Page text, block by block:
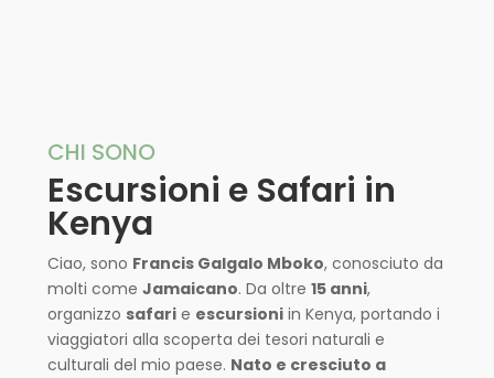
CHI SONO
Escursioni e Safari in
Kenya
Ciao, sono Francis Galgalo Mboko, conosciuto da
molti come Jamaicano. Da oltre 15 anni,
organizzo safarie escursioniin Kenya, portando i
viaggiatori alla scoperta dei tesori naturali e
culturali del mio paese. Nato e cresciuto a